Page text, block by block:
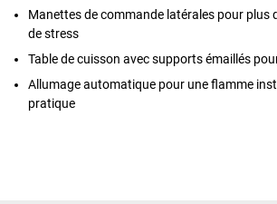
Manettes de commande latérales pour plus
de stress
Table de cuisson avec supports émaillés
Allumage automatique pour une flamme
pratique